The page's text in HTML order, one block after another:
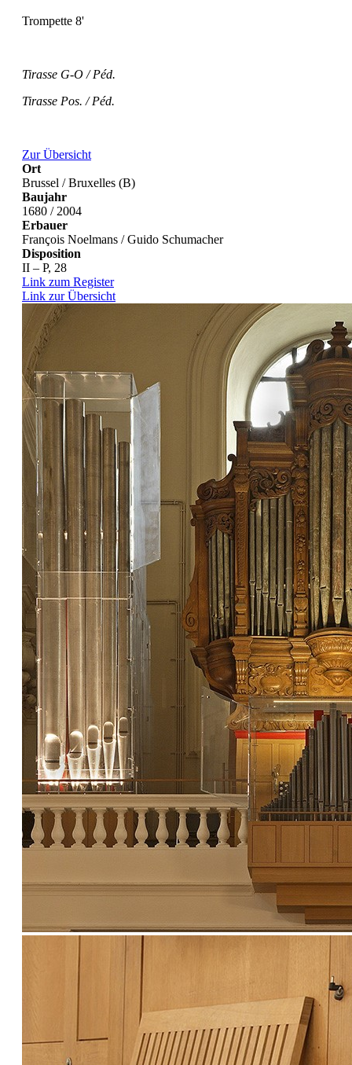
Trompette 8'
Tirasse G-O / Péd.
Tirasse Pos. / Péd.
Zur Übersicht
Ort
Brussel / Bruxelles (B)
Baujahr
1680 / 2004
Erbauer
François Noelmans / Guido Schumacher
Disposition
II – P, 28
Link zum Register
Link zur Übersicht